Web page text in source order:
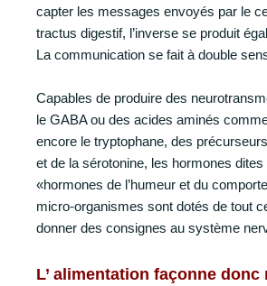
capter les messages envoyés par le
tractus digestif, l’inverse se produit
La communication se fait à double
Capables de produire des
le GABA ou des acides aminés
encore le tryptophane, des
et de la sérotonine, les hormones
«hormones de l’humeur et du
micro-organismes sont dotés de tout
donner des consignes au système
L’ alimentation façonne donc